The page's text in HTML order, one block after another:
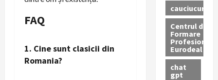
FAQ
1. Cine sunt clasicii din
Romania?
cauciucuri
Centrul de
Formare
Profesionala
Eurodeal
chat
gpt